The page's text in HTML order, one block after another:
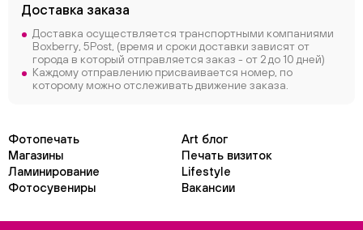
Доставка заказа
Доставка осуществляется транспортными компаниями
Boxberry, 5Post, (время и сроки доставки зависят от
города в который отправляется заказ - от 2 до 10 дней)
Каждому отправлению присваивается номер, по
которому можно отслеживать движение заказа.
Фотопечать
Art блог
Магазины
Печать визиток
Ламинирование
Lifestyle
Фотосувениры
Вакансии